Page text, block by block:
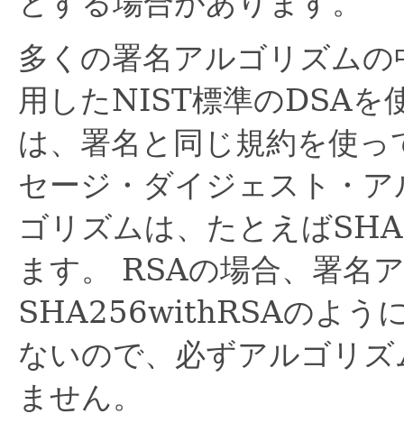
多くの署名アルゴリズム
用したNIST標準のDSAを
は、署名と同じ規約を使
セージ・ダイジェスト・
ゴリズムは、たとえば
ます。
RSAの場合、署名
SHA256withRSAのよう
ないので、必ずアルゴリ
ません。